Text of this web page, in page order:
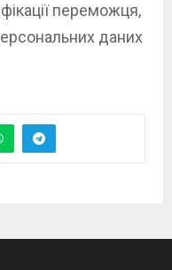
переможця,
даних